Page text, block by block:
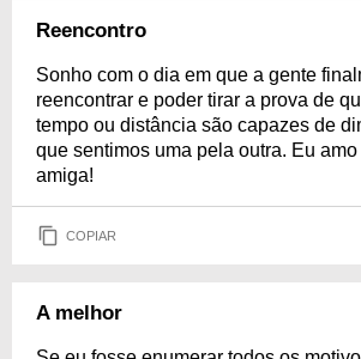
Reencontro
Sonho com o dia em que a gente
reencontrar e poder tirar a prova de
tempo ou distância são capazes de
que sentimos uma pela outra. Eu
amiga!
COPIAR
A melhor